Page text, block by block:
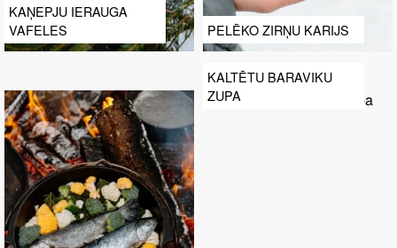
KAŅEPJU IERAUGA
VAFELES
PELĒKO ZIRŅU KARIJS
KALTĒTU BARAVIKU
ZUPA